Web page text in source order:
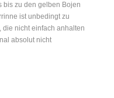
bis zu den gelben Bojen
ist unbedingt zu
die nicht einfach anhalten
absolut nicht